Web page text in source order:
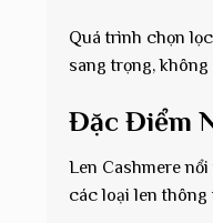
Quá trình chọn
sang trọng,
Đặc Điểm
Len Cashmere
các loại len thông